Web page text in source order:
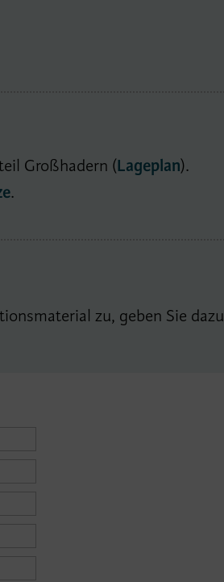
Großhadern (Lageplan).
.
zu, geben Sie dazu